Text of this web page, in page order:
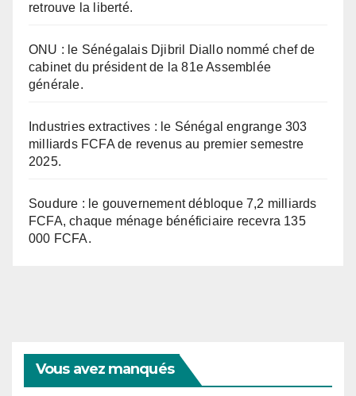
retrouve la liberté.
ONU : le Sénégalais Djibril Diallo nommé chef de
cabinet du président de la 81e Assemblée
générale.
Industries extractives : le Sénégal engrange 303
milliards FCFA de revenus au premier semestre
2025.
Soudure : le gouvernement débloque 7,2 milliards
FCFA, chaque ménage bénéficiaire recevra 135
000 FCFA.
Vous avez manqués